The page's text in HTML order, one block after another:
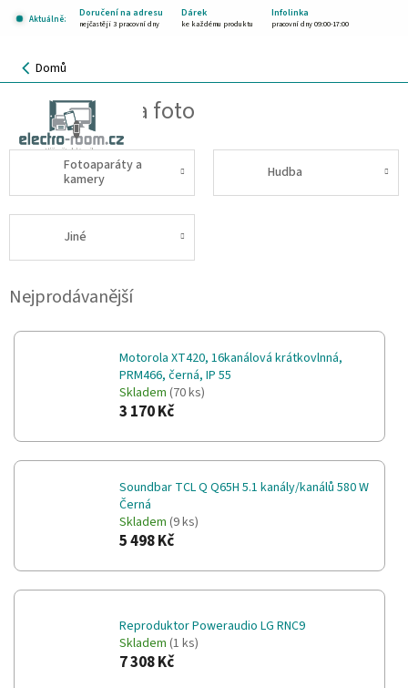
Aktuálně:
Doručení na adresu Dárek Infolinka
nejčastěji 3 pracovní dny ke každému produktu pracovní dny 09:00-17:00
KOŠÍK
Domů
Audio, video a foto
Fotoaparáty a
kamery
Hudba
Jiné
Nejprodávanější
Motorola XT420, 16kanálová krátkovlnná,
PRM466, černá, IP 55
Skladem (70 ks)
3 170 Kč
Soundbar TCL Q Q65H 5.1 kanály/kanálů 580 W
Černá
Skladem (9 ks)
5 498 Kč
Reproduktor Poweraudio LG RNC9
Skladem (1 ks)
7 308 Kč